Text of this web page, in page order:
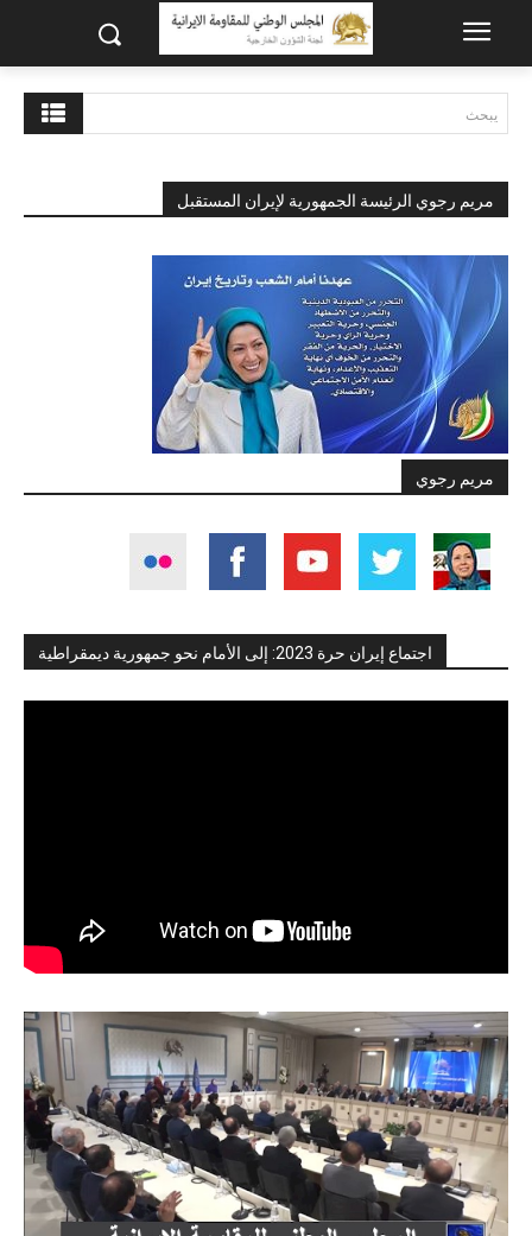
يبحث
مريم رجوي الرئيسة الجمهورية لإيران المستقبل
مريم رجوي
اجتماع إيران حرة 2023: إلى الأمام نحو جمهورية ديمقراطية